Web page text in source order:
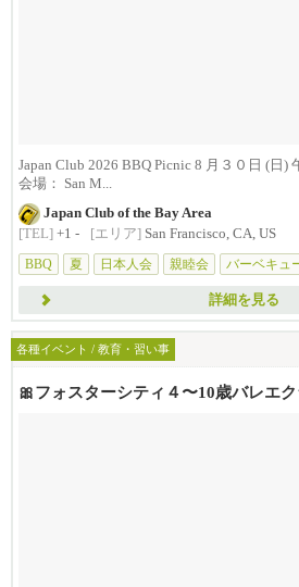
Japan Club 2026 BBQ Picnic 8 月３０日 (日)
会場： San M...
Japan Club of the Bay Area
[TEL] +1 - [エリア] San Francisco, CA, US
BBQ
夏 日本人会 親睦会 バーベキュ
詳細を見る
各種イベント / 教育・習い事
🎀フォスターシティ４〜10歳バレエク